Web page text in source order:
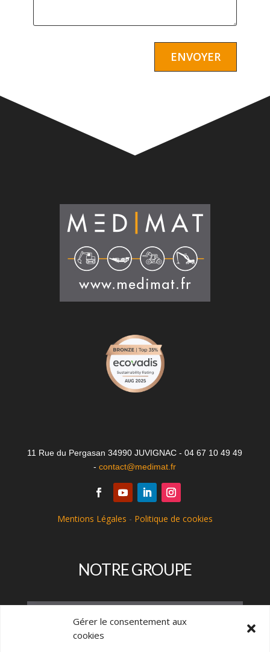
Gérer le consentement aux
cookies
11 Rue du Pergasan 34990 JUVIGNAC - 04 67 10 49 49
-contact@medimat.fr
Mentions Légales - Politique de cookies
NOTRE GROUPE